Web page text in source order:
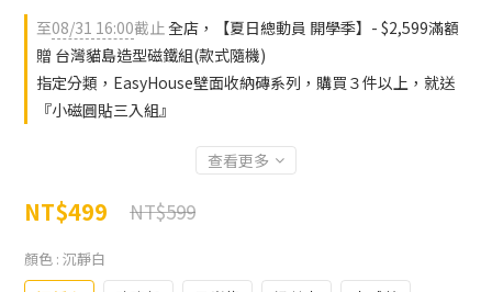
至08/31 16:00截止全店，【夏日總動員 開學季】- $2,599滿額
贈 台灣貓島造型磁鐵組(款式隨機)
指定分類，EasyHouse壁面收納磚系列，購買３件以上，就送
『小磁圓貼三入組』
查看更多
NT$499 NT$599
顏色 : 沉靜白